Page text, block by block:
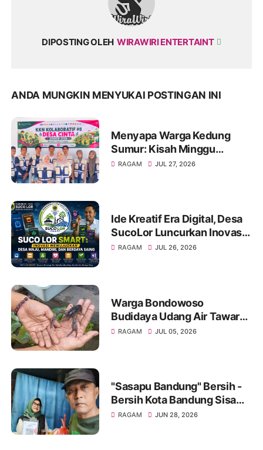
DIPOSTING OLEH WIRAWIRI ENTERTAINT
ANDA MUNGKIN MENYUKAI POSTINGAN INI
Menyapa Warga Kedung
Sumur: Kisah Minggu
Pertama KKN Desa Bagon
RAGAM JUL 27, 2026
Ide Kreatif Era Digital, Desa
SucoLor Luncurkan Inovasi
"SUCOLOR SMART"
RAGAM JUL 26, 2026
Warga Bondowoso
Budidaya Udang Air Tawar
Hasilkan Cuan Yang Luar
RAGAM JUL 05, 2026
"Sasapu Bandung" Bersih -
Bersih Kota Bandung Sisa
Bongkaran Bangunan Liar
RAGAM JUN 28, 2026